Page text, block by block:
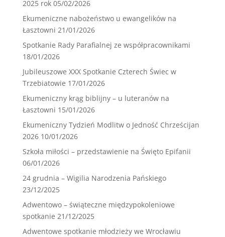
2025 rok 05/02/2026
Ekumeniczne nabożeństwo u ewangelików na
Łasztowni 21/01/2026
Spotkanie Rady Parafialnej ze współpracownikami
18/01/2026
Jubileuszowe XXX Spotkanie Czterech Świec w
Trzebiatowie 17/01/2026
Ekumeniczny krąg biblijny – u luteranów na
Łasztowni 15/01/2026
Ekumeniczny Tydzień Modlitw o Jedność Chrześcijan
2026 10/01/2026
Szkoła miłości – przedstawienie na Święto Epifanii
06/01/2026
24 grudnia – Wigilia Narodzenia Pańskiego
23/12/2025
Adwentowo – świąteczne międzypokoleniowe
spotkanie 21/12/2025
Adwentowe spotkanie młodzieży we Wrocławiu